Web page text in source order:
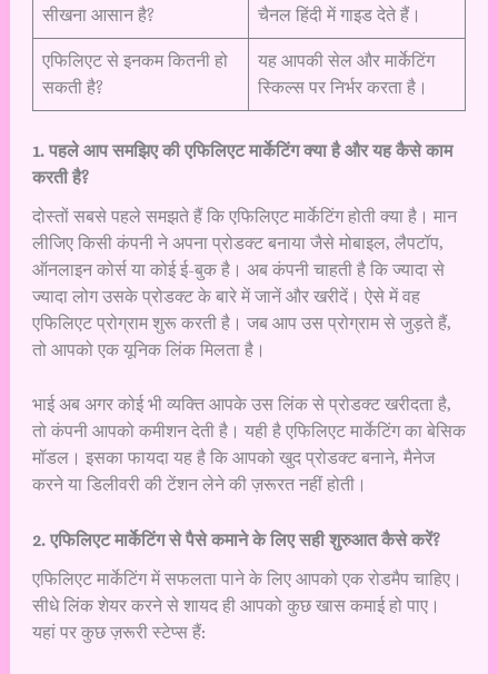
सीखना आसान है?
चैनल हिंदी में गाइड देते हैं।
एफिलिएट से इनकम कितनी हो
सकती है?
यह आपकी सेल और मार्केटिंग
स्किल्स पर निर्भर करता है।
1. पहले आप समझिए की एफिलिएट मार्केटिंग क्या है और यह कैसे काम
करती है?
दोस्तों सबसे पहले समझते हैं कि एफिलिएट मार्केटिंग होती क्या है। मान
लीजिए किसी कंपनी ने अपना प्रोडक्ट बनाया जैसे मोबाइल, लैपटॉप,
ऑनलाइन कोर्स या कोई ई-बुक है। अब कंपनी चाहती है कि ज्यादा से
ज्यादा लोग उसके प्रोडक्ट के बारे में जानें और खरीदें। ऐसे में वह
एफिलिएट प्रोग्राम शुरू करती है। जब आप उस प्रोग्राम से जुड़ते हैं,
तो आपको एक यूनिक लिंक मिलता है।
भाई अब अगर कोई भी व्यक्ति आपके उस लिंक से प्रोडक्ट खरीदता है,
तो कंपनी आपको कमीशन देती है। यही है एफिलिएट मार्केटिंग का बेसिक
मॉडल। इसका फायदा यह है कि आपको खुद प्रोडक्ट बनाने, मैनेज
करने या डिलीवरी की टेंशन लेने की ज़रूरत नहीं होती।
2. एफिलिएट मार्केटिंग से पैसे कमाने के लिए सही शुरुआत कैसे करें?
एफिलिएट मार्केटिंग में सफलता पाने के लिए आपको एक रोडमैप चाहिए।
सीधे लिंक शेयर करने से शायद ही आपको कुछ खास कमाई हो पाए।
यहां पर कुछ ज़रूरी स्टेप्स हैं: